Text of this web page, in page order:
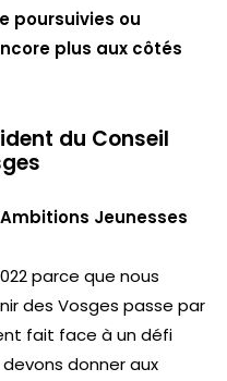
poursuivies ou
plus aux côtés
du Conseil
Jeunesses
parce que nous
des Vosges passe par
fait face à un défi
donner aux